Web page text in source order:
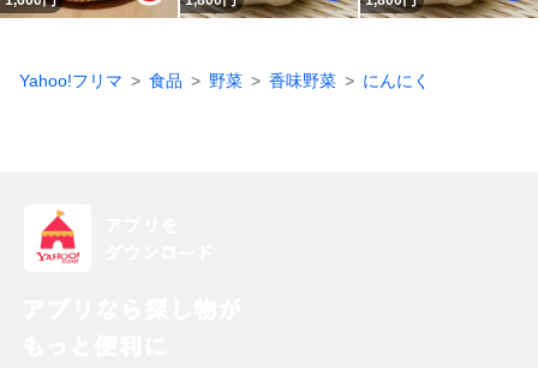
Yahoo!フリマ 食品 野菜 香味野菜 にんにく